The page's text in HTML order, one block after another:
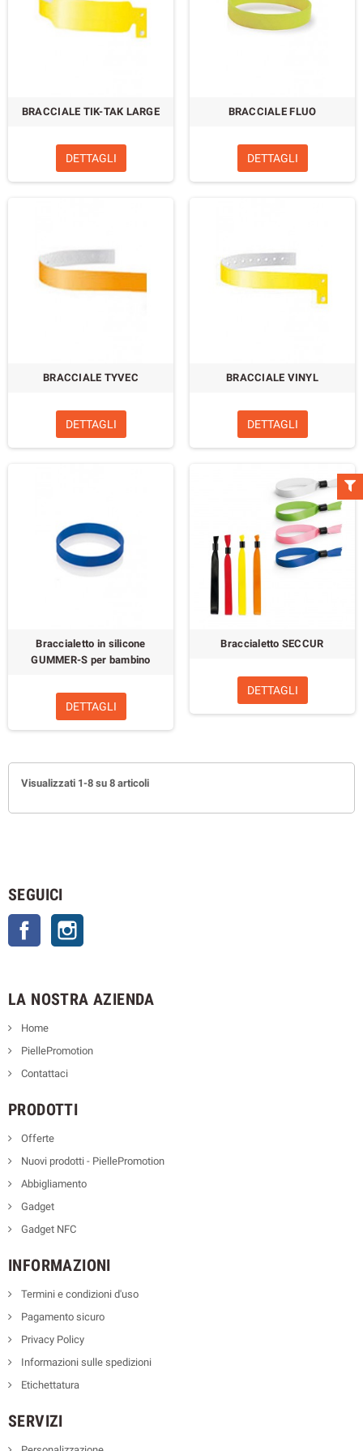
BRACCIALE TIK-TAK LARGE
DETTAGLI
BRACCIALE FLUO
DETTAGLI
BRACCIALE TYVEC
DETTAGLI
BRACCIALE VINYL
DETTAGLI
Braccialetto in silicone
GUMMER-S per bambino
DETTAGLI
Braccialetto SECCUR
DETTAGLI
Visualizzati 1-8 su 8 articoli
SEGUICI
Facebook
LA NOSTRA AZIENDA
Home
PiellePromotion
Contattaci
PRODOTTI
Offerte
Nuovi prodotti - PiellePromotion
Abbigliamento
Gadget
Gadget NFC
INFORMAZIONI
Termini e condizioni d'uso
Pagamento sicuro
Privacy Policy
Informazioni sulle spedizioni
Etichettatura
SERVIZI